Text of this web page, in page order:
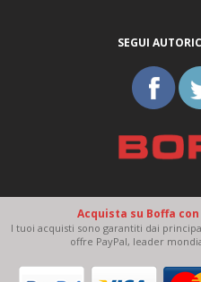
SEGUI
Acquista su Boffa
I tuoi acquisti sono garantiti dai
offre PayPal, leader